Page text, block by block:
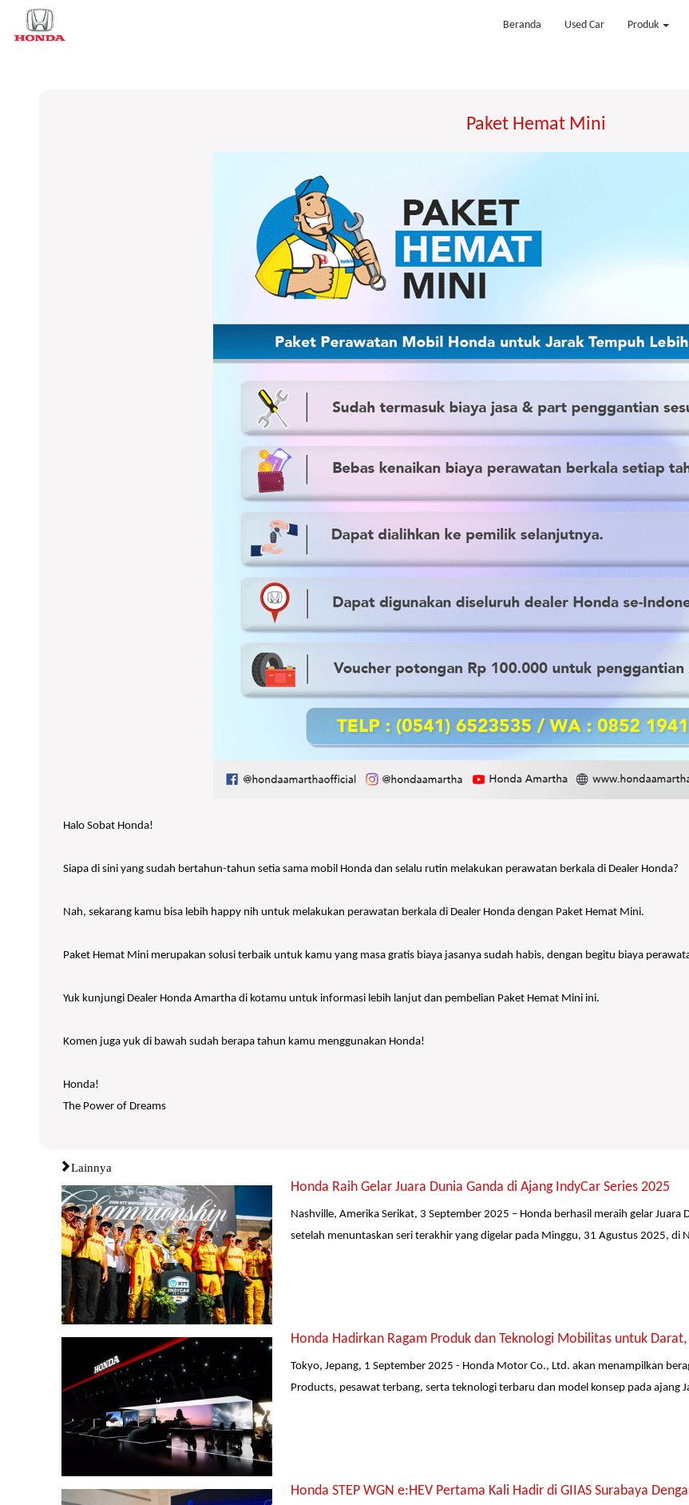
Beranda Used Car Produk
Paket Hemat Mini
Halo Sobat Honda!
Siapa di sini yang sudah bertahun-tahun setia sama mobil Honda dan selalu rutin melakukan perawatan berkala di Dealer Honda?
Nah, sekarang kamu bisa lebih happy nih untuk melakukan perawatan berkala di Dealer Honda dengan Paket Hemat Mini.
Paket Hemat Mini merupakan solusi terbaik untuk kamu yang masa gratis biaya jasanya sudah habis, dengan begitu biaya
Yuk kunjungi Dealer Honda Amartha di kotamu untuk informasi lebih lanjut dan pembelian Paket Hemat Mini ini.
Komen juga yuk di bawah sudah berapa tahun kamu menggunakan Honda!
Honda!
The Power of Dreams
Lainnya
Honda Raih Gelar Juara Dunia Ganda di Ajang IndyCar Series 2025
Nashville, Amerika Serikat, 3 September 2025 – Honda berhasil meraih gelar
setelah menuntaskan seri terakhir yang digelar pada Minggu, 31 Agustus 2025, di
Honda Hadirkan Ragam Produk dan Teknologi Mobilitas untuk
Tokyo, Jepang, 1 September 2025 - Honda Motor Co., Ltd. akan menampilkan
Products, pesawat terbang, serta teknologi terbaru dan model konsep pada ajang
Honda STEP WGN e:HEV Pertama Kali Hadir di GIIAS Surabaya